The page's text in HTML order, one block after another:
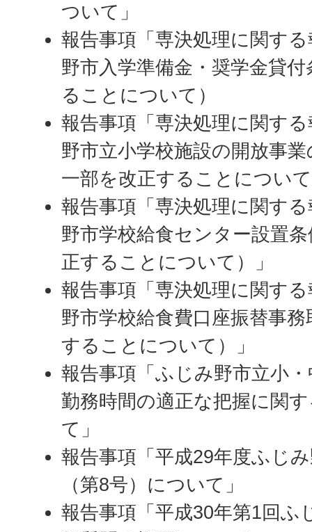
ついて」
報告事項「専決処理に関す
野市入学準備金・奨学金貸
ることについて）
報告事項「専決処理に関す
野市立小学校施設の開放事
一部を改正することについ
報告事項「専決処理に関す
野市学校給食センター設置
正することについて）」
報告事項「専決処理に関す
野市学校給食費口座振替事
することについて）」
報告事項「ふじみ野市立小
勤務時間の適正な把握に関
て」
報告事項「平成29年度ふじ
（第8号）について」
報告事項「平成30年第1回ふ